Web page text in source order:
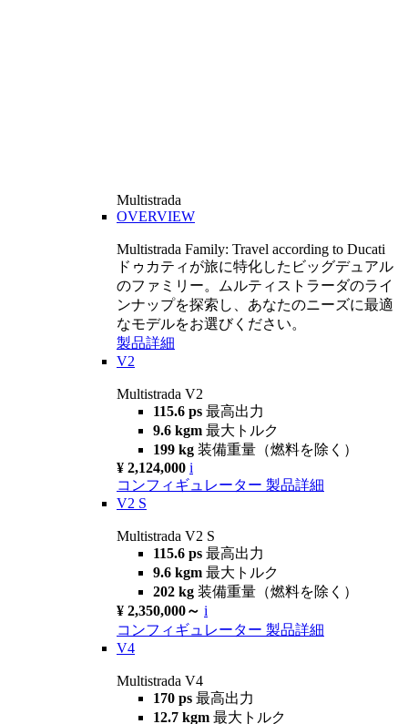
Multistrada
OVERVIEW
Multistrada Family: Travel according to Ducati
ドゥカティが旅に特化したビッグデュアル
のファミリー。ムルティストラーダのライ
ンナップを探索し、あなたのニーズに最適
なモデルをお選びください。
製品詳細
V2
Multistrada V2
115.6 ps 最高出力
9.6 kgm 最大トルク
199 kg 装備重量（燃料を除く）
¥ 2,124,000 i
コンフィギュレーター 製品詳細
V2 S
Multistrada V2 S
115.6 ps 最高出力
9.6 kgm 最大トルク
202 kg 装備重量（燃料を除く）
¥ 2,350,000～ i
コンフィギュレーター 製品詳細
V4
Multistrada V4
170 ps 最高出力
12.7 kgm 最大トルク